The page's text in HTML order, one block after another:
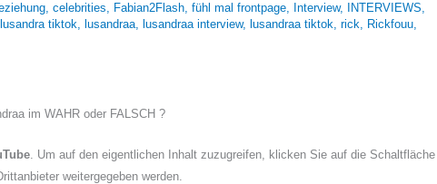
, celebrities, Fabian2Flash, fühl mal frontpage, Interview, INTERVIEWS,
lusandra tiktok, lusandraa, lusandraa interview, lusandraa tiktok, rick, Rickfouu,
im WAHR oder FALSCH ?
. Um auf den eigentlichen Inhalt zuzugreifen, klicken Sie auf die Schaltfläche
weitergegeben werden.